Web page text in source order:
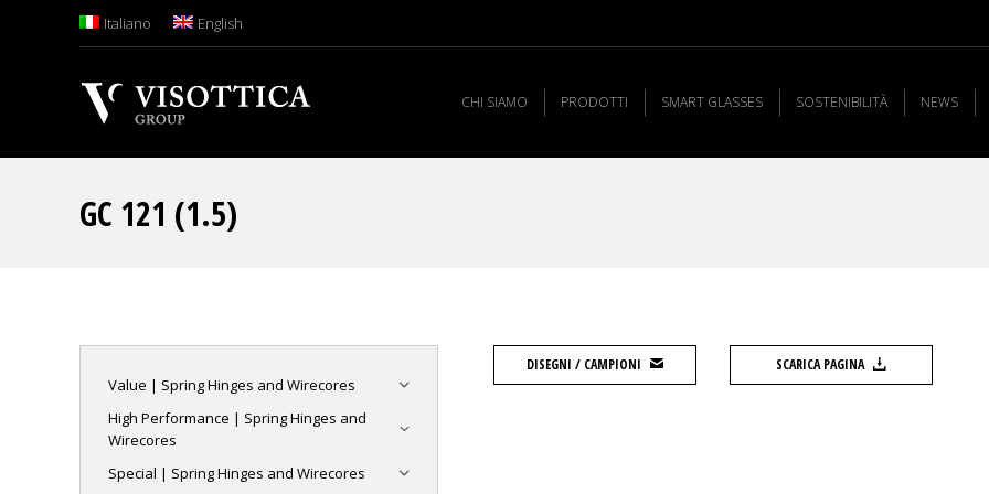
Italiano English
CHI SIAMO PRODOTTI SMART GLASSES SOSTENIBILITÀ NEWS
GC 121 (1.5)
DISEGNI / CAMPIONI SCARICA PAGINA
Value | Spring Hinges and Wirecores
High Performance | Spring Hinges and
Wirecores
Special | Spring Hinges and Wirecores